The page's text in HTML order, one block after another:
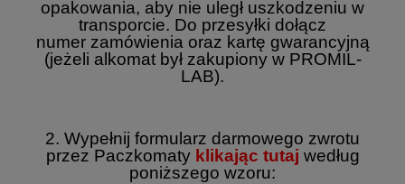
opakowania, aby nie uległ uszkodzeniu w
transporcie. Do przesyłki dołącz
numer zamówienia oraz kartę gwarancyjną
(jeżeli alkomat był zakupiony w PROMIL-
LAB).
2. Wypełnij formularz darmowego zwrotu
przez Paczkomaty klikając tutaj według
poniższego wzoru: